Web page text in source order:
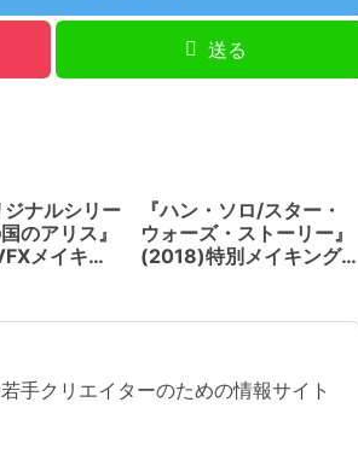
送る
ナルシリー
のアリス』
メイキン
撮影
『ハン・ソロ/スター・
ウォーズ・ストーリー』
(2018)特別メイキング
ロン・ハワード
手クリエイターのための情報サイト